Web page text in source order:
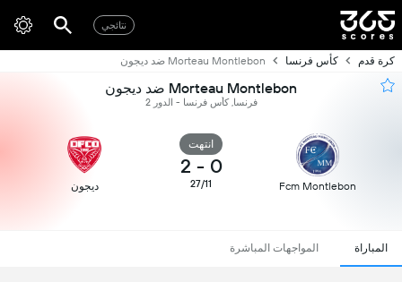
نتائجي
كرة قدم كأس فرنسا Morteau Montlebon ضد ديجون
Morteau Montlebon ضد ديجون
فرنسا, كأس فرنسا - الدور 2
Fcm Montlebon
انتهت
0
-
2
27/11 ديجون
المباراة المواجهات المباشرة